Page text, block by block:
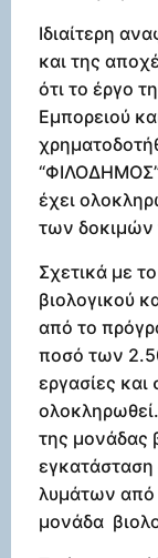
Ιδιαίτερη
και της
ότι το έργο
Εμπορειού
έχει
των δοκιμών
Σχετικά με
βιολογικού
από το
ποσό των
εργασίες
της μονάδας
λυμάτων από
μονάδα